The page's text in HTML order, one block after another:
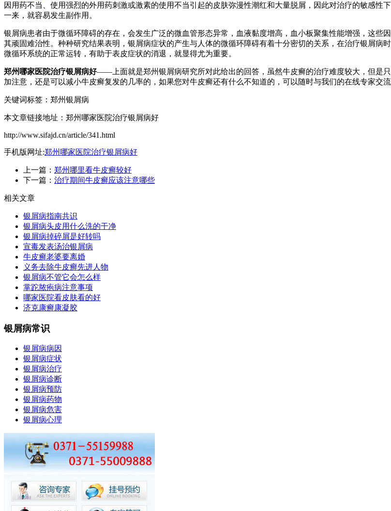
因用药不当、使用强烈的外用药刺激或激素的使用不当引起的皮肤弥漫性潮红和大量脱屑，因此对治疗的敏感
一来，就容易发生副作用。
银屑病患者由于微循环障碍的存在，会发生广泛的微血管形态异常，血液黏度增高，血小板聚集性能增强，这些
其顽固难治性。种种研究结果表明，银屑病症状的产生与人体的微循环障碍有着十分密切的关系，在治疗银屑病
微循环系统的正常运转，有助于表皮症状的消退，就显得尤为重要。
郑州哪家医院治疗银屑病好——上面就是郑州银屑病研究所对此给出的回答，虽然牛皮癣的治疗难度较大，但是
加注意，还是可以减小牛皮癣复发的几率的，如果您对牛皮癣还有什么不知道的，可以随时与我们的在线专家交
关键词标签：郑州银屑病
本文章链接地址：郑州哪家医院治疗银屑病好
http://www.sifajd.cn/article/341.html
手机版网址:郑州哪家医院治疗银屑病好
上一篇： 郑州哪里看牛皮癣较好
下一篇： 治疗期间牛皮癣应该注意哪些
相关文章
银屑病指南共识
银屑病头皮用什么洗的干净
银屑病掉碎屑是好转吗
宣毒发表汤治银屑病
牛皮癣老婆要离婚
义务去除牛皮癣先进人物
银屑病不管它会怎么样
掌跎脓疱病注意事项
哪家医院看皮肤看的好
济克康癣康凝胶
银屑病常识
银屑病病因
银屑病症状
银屑病治疗
银屑病诊断
银屑病预防
银屑病药物
银屑病危害
银屑病心理